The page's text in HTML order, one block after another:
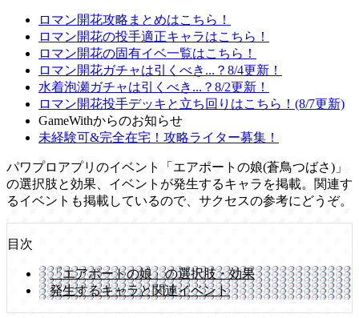
ロマン開花攻略まとめはこちら！
ロマン開花の投手適正キャラはこちら！
ロマン開花の固有イベ一覧はこちら！
ロマン開花ガチャは引くべき...？8/4更新！
水着泡瀬ガチャは引くべき...？8/2更新！
ロマン開花投手デッキと立ち回りはこちら！(8/7更新)
GameWithからのお知らせ
未経験可&完全在宅！攻略ライター募集！
パワプロアプリのイベント「エアポートの娘(蒼鳥つばさ)」
の選択肢と効果、イベントが発生するキャラを掲載。関連す
るイベントも掲載しているので、サクセスの参考にどうぞ。
目次
「エアポートの娘」の選択肢・効果
発生するキャラと関連イベント